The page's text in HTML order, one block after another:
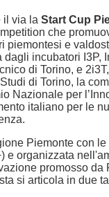
il via la Start Cup
che
piemontesi e
incubatori I3P,
di Torino, e
di Torino, la
Nazionale per
italiano per le
Piemonte con
e organizzata
promosso da
si articola in due